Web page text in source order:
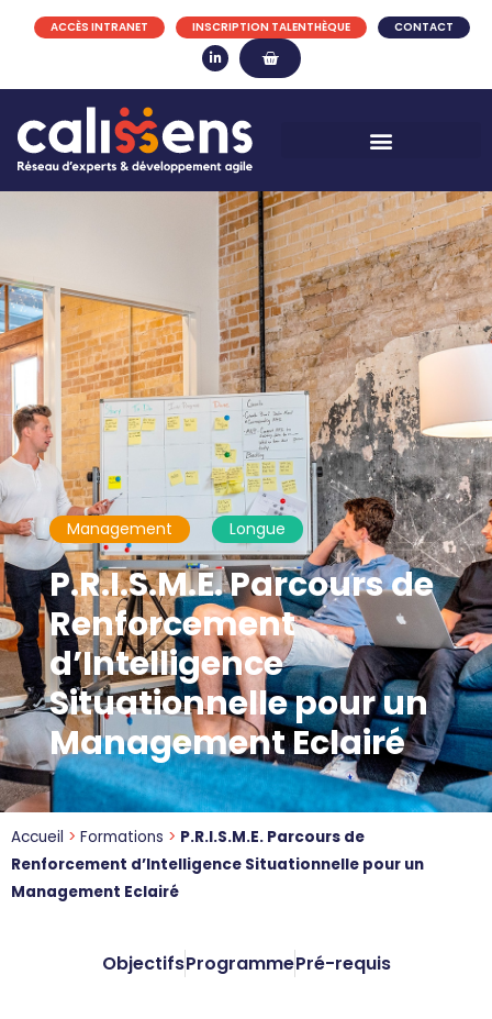
ACCÈS INTRANET INSCRIPTION TALENTHÈQUE CONTACT
Management Longue
P.R.I.S.M.E. Parcours de
Renforcement
d’Intelligence
Situationnelle pour un
Management Eclairé
Accueil > Formations > P.R.I.S.M.E. Parcours de
Renforcement d’Intelligence Situationnelle pour un
Management Eclairé
ObjectifsProgrammePré-requis